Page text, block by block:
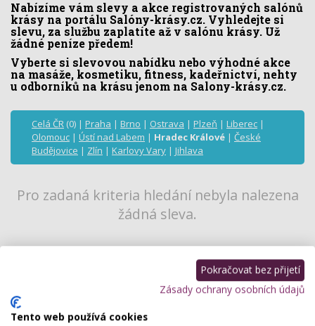
Nabízíme vám slevy a akce registrovaných salónů
krásy na portálu Salóny-krásy.cz. Vyhledejte si
slevu, za službu zaplatíte až v salónu krásy. Už
žádné peníze předem!
Vyberte si slevovou nabídku nebo výhodné akce
na masáže, kosmetiku, fitness, kadeřnictví, nehty
u odborníků na krásu jenom na Salony-krásy.cz.
Celá ČR (0) | Praha | Brno | Ostrava | Plzeň | Liberec |
Olomouc | Ústí nad Labem | Hradec Králové | České
Budějovice | Zlín | Karlovy Vary | Jihlava
Pro zadaná kriteria hledání nebyla nalezena
žádná sleva.
Partneři webu
Pokračovat bez přijetí
Zásady ochrany osobních údajů
Tento web používá cookies